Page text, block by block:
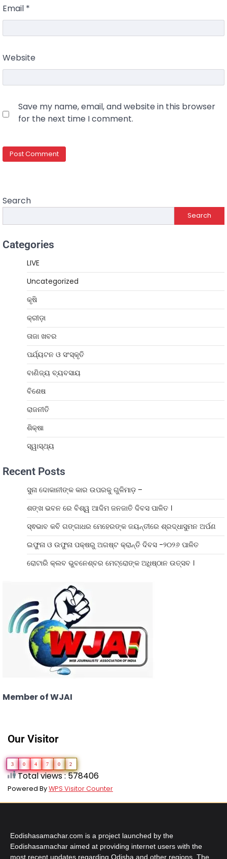
Email *
Website
Save my name, email, and website in this browser
for the next time I comment.
Search
Search
Categories
LIVE
Uncategorized
କୃଷି
କ୍ରୀଡ଼ା
ତାଜା ଖବର
ପର୍ଯ୍ୟଟନ ଓ ସଂସ୍କୃତି
ବାଣିଜ୍ୟ ବ୍ୟବସାୟ
ବିଶେଷ
ରାଜନୀତି
ଶିକ୍ଷା
ସ୍ୱାସ୍ଥ୍ୟ
Recent Posts
ସୁନା ଦୋକାନୀଙ୍କ କାର ଉପରକୁ ଗୁଳିମାଡ଼ –
ଶଙ୍ଖ ଭବନ ରେ ବିଶ୍ୱ ଆଦିମ ଜନଜାତି ଦିବସ ପାଳିତ ।
ସ୍ଵଭାବ କବି ଗଙ୍ଗାଧର ମେହେରଙ୍କ ଜୟନ୍ତୀରେ ଶ୍ରଦ୍ଧାସୁମନ ଅର୍ପଣ
ଇଫୁନା ଓ ଉଫୁନା ପକ୍ଷରୁ ଅଗଷ୍ଟ କ୍ରାନ୍ତି ଦିବସ -୨୦୨୬ ପାଳିତ
ରୋଟାରି କ୍ଲବ ଭୁବନେଶ୍ବର ମେଟ୍ରୋଙ୍କ ଅଧିଷ୍ଠାନ ଉତ୍ସବ ।
Member of WJAI
Our Visitor
3 0 4 7 0 2
Total views : 578406
Powered ByWPS Visitor Counter
Eodishasamachar.com is a project launched by the
Eodishasamachar aimed at providing internet users with the
most recent updates regarding Odisha and other regions. The